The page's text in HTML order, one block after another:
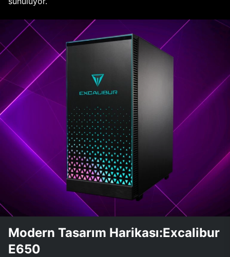
Modern Tasarım Harikası:Excalibur
E650